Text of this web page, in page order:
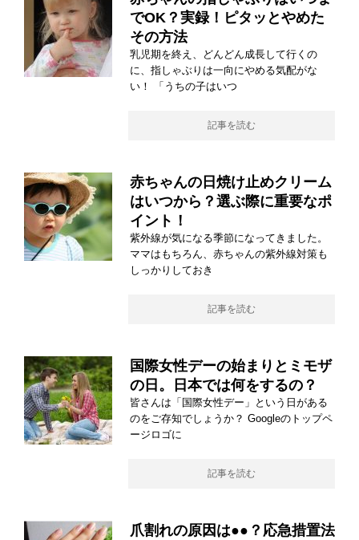
でOK？実録！ピタッとやめた
その方法
乳児期を終え、どんどん成長して行くの
に、指しゃぶりは一向にやめる気配がな
い！ 「うちの子はいつ
記事を読む
赤ちゃんの日焼け止めクリーム
はいつから？選ぶ際に重要なポ
イント！
紫外線が気になる季節になってきました。
ママはもちろん、赤ちゃんの紫外線対策も
しっかりしておき
記事を読む
国際女性デーの始まりとミモザ
の日。日本では何をするの？
皆さんは「国際女性デー」という日がある
のをご存知でしょうか？ Googleのトップペ
ージロゴに
記事を読む
爪割れの原因は●●？応急措置法